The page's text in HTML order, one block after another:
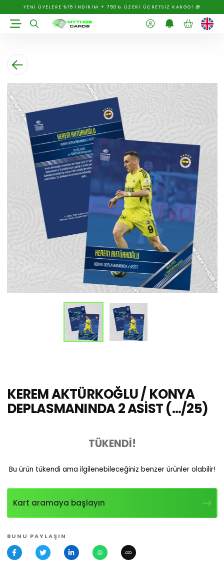
YENİ ÜYELERE %15 İNDİRİM + 750₺ ÜZERİ ÜCRETSİZ KARGO! 🎁
KEREM AKTÜRKOĞLU / KONYA
DEPLASMANINDA 2 ASİST (.../25)
TÜKENDİ!
Bu ürün tükendi ama ilgilenebileceğiniz benzer ürünler olabilir!
Kart aramaya başlayın
BUNU PAYLAŞIN